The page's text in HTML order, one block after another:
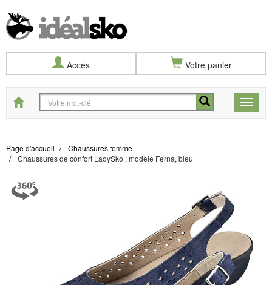
Accès Votre panier
Toggle
Start
Page d'accueil
Chaussures femme
Chaussures de confort LadySko : modèle Ferna, bleu